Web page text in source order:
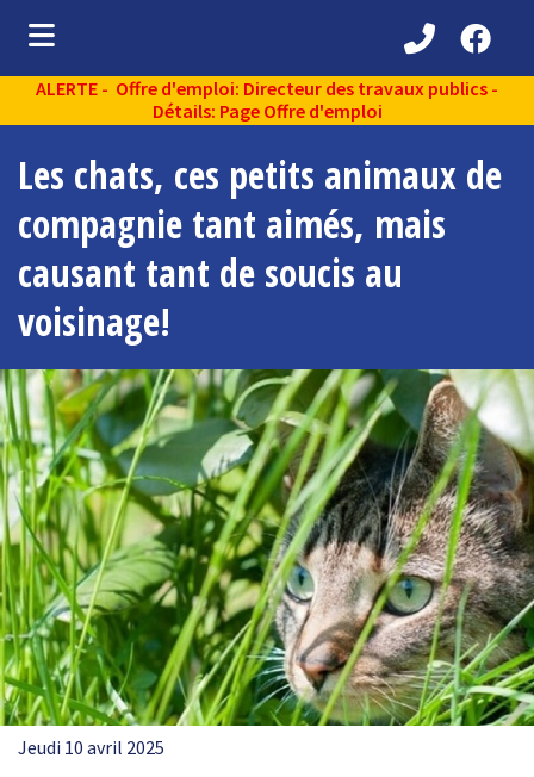
(Découvrir )
(Services aux citoyens )
(Partenaires )
(Loisirs et vie communautaire )
(Environnement )
ALERTE - Offre d'emploi: Directeur des travaux publics -
Détails: Page Offre d'emploi
Les chats, ces petits animaux de
compagnie tant aimés, mais
causant tant de soucis au
voisinage!
Jeudi 10 avril 2025